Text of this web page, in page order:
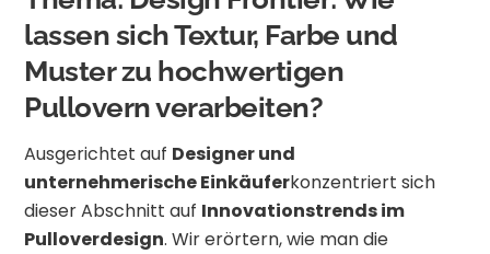
lassen sich Textur, Farbe und
Muster zu hochwertigen
Pullovern verarbeiten?
Ausgerichtet auf Designer und
unternehmerische Einkäuferkonzentriert sich
dieser Abschnitt auf Innovationstrends im
Pulloverdesign. Wir erörtern, wie man die